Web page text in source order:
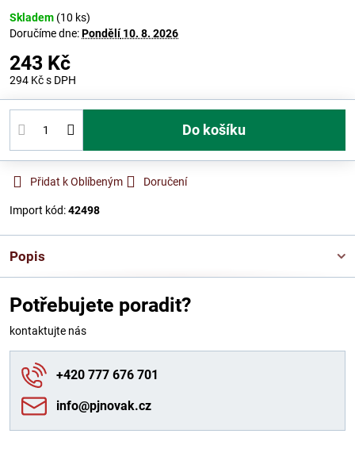
Skladem (10 ks)
Doručíme dne:Pondělí10. 8. 2026
243 Kč
294 Kčs DPH
Do košíku
Přidat k Oblíbeným Doručení
Import kód:42498
Popis
Potřebujete poradit?
kontaktujte nás
+420 777 676 701
info​@pjnovak​.cz